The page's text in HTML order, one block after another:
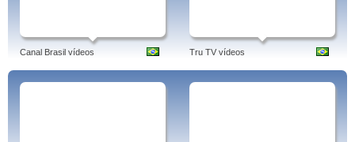
Canal Brasil vídeos Tru TV vídeos